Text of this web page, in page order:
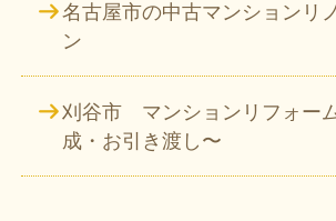
名古屋市の中古マンションリ
ン
刈谷市 マンションリフォ
成・お引き渡し〜